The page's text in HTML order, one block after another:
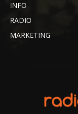
INFO
RADIO
MARKETING